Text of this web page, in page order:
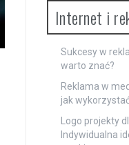
Internet i
Sukcesy w
warto znać?
Reklama w
jak
Logo projekty
Indywidualna